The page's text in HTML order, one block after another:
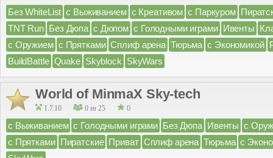
Без WhiteList с Выживанием с Креативом с Паркуром
TNT Run Без Дюпа с Дюпом с Голодными играми Ивенты
с Оружием с Прятками Сплиф арена Тюрьма с Экономикой
BuildBattle Quake Skyblock SkyWars
World of MinmaX Sky-tech
1.7.10 0 из 25 0
с Выживанием с Голодными играми Без Дюпа Ивенты с
с Прятками Пиратские Приват Сплиф арена Тюрьма с